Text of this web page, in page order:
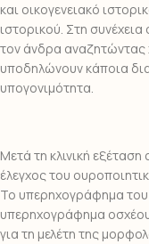
και οικογενειακό
ιστορικού. Στη
τον άνδρα αναζητώντας
υποδηλώνουν κάποια
υπογονιμότητα.
Μετά τη κλινική
έλεγχος του
Το υπερηχογράφημα του
υπερηχογράφημα
για τη μελέτη της